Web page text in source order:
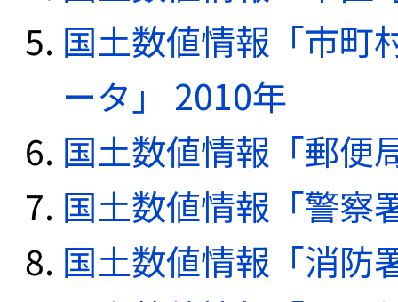
国土数値情報「市町
ータ」 2010年
国土数値情報「郵便
国土数値情報「警察
国土数値情報「消防